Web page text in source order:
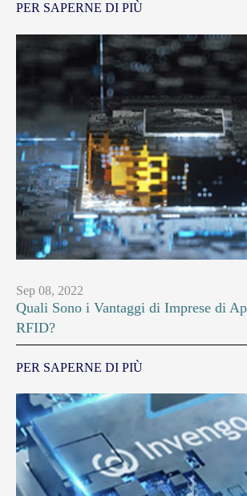
PER SAPERNE DI PIÙ
Sep 08, 2022
Quali Sono i Vantaggi di Imprese di
RFID?
PER SAPERNE DI PIÙ